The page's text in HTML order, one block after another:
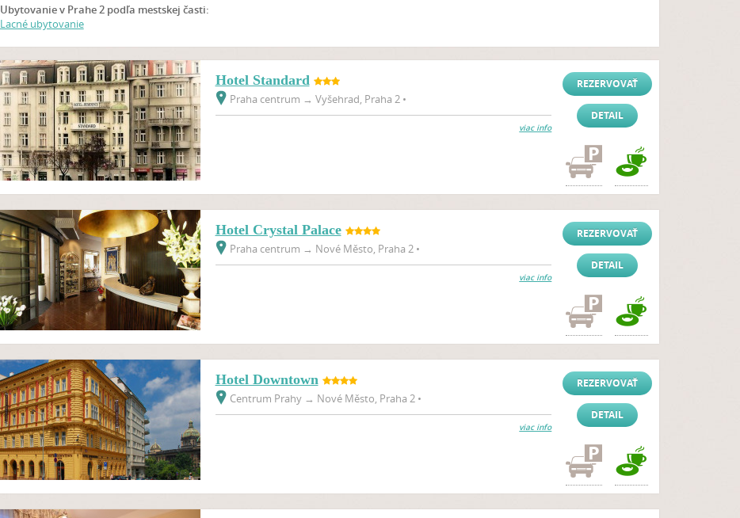
Ubytovanie v Prahe 2 podľa mestskej časti:
Lacné ubytovanie
Hotel Standard
Praha centrum → Vyšehrad, Praha 2 •
viac info
REZERVOVAŤ
DETAIL
Hotel Crystal Palace
Praha centrum → Nové Město, Praha 2 •
viac info
REZERVOVAŤ
DETAIL
Hotel Downtown
Centrum Prahy → Nové Město, Praha 2 •
viac info
REZERVOVAŤ
DETAIL